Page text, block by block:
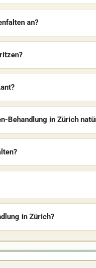
an?
Behandlung in Zürich
in Zürich?